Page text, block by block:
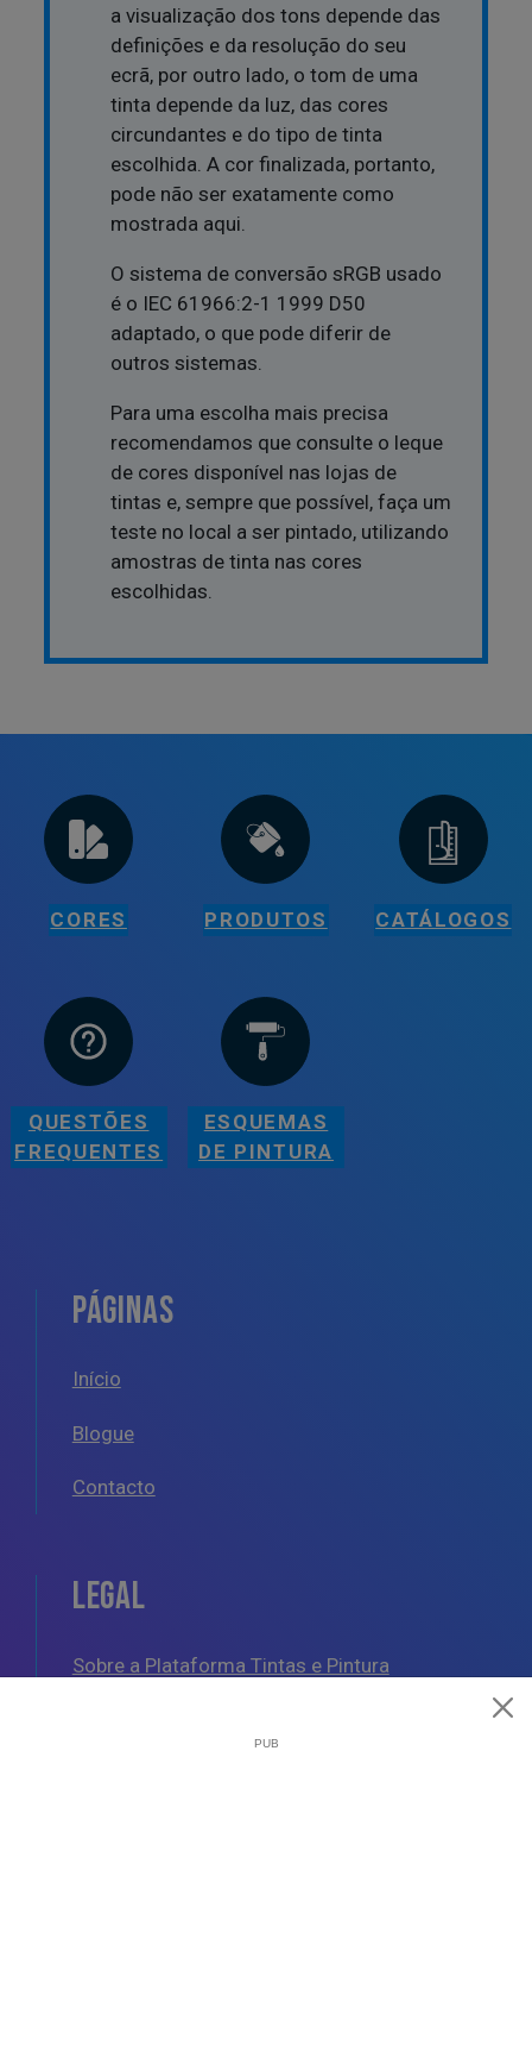
a visualização dos tons depende das
definições e da resolução do seu
ecrã, por outro lado, o tom de uma
tinta depende da luz, das cores
circundantes e do tipo de tinta
escolhida. A cor finalizada, portanto,
pode não ser exatamente como
mostrada aqui.
O sistema de conversão sRGB usado
é o IEC 61966:2-1 1999 D50
adaptado, o que pode diferir de
outros sistemas.
Para uma escolha mais precisa
recomendamos que consulte o leque
de cores disponível nas lojas de
tintas e, sempre que possível, faça um
teste no local a ser pintado, utilizando
amostras de tinta nas cores
escolhidas.
CORES PRODUTOS CATÁLOGOS
QUESTÕES
FREQUENTES
ESQUEMAS
DE PINTURA
PÁGINAS
Início
Blogue
Contacto
LEGAL
Sobre a Plataforma Tintas e Pintura